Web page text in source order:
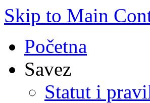
Skip to Main
Početna
Savez
Statut i